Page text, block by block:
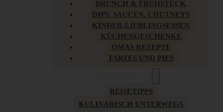
BRUNCH & FRÜHSTÜCK
DIPS, SAUCEN, CHUTNEYS
KINDER-LIEBLINGSESSEN
KÜCHENGESCHENKE
OMAS REZEPTE
TARTES UND PIES
REISETIPPS
KULINARISCH UNTERWEGS